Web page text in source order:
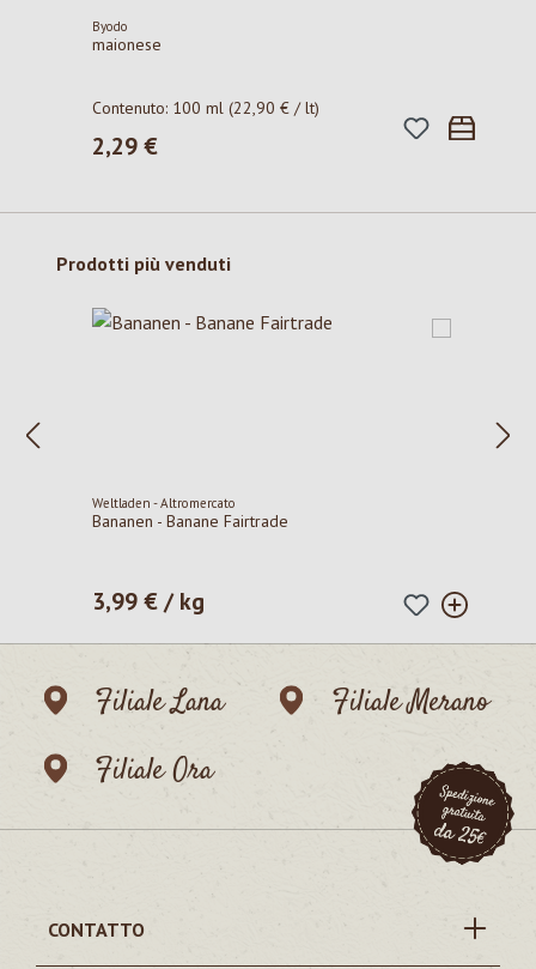
Byodo
maionese
Contenuto: 100 ml(22,90 € / lt)
Prezzo normale:
2,29 €
Salta la galleria dei prodotti
Prodotti più venduti
Weltladen - Altromercato
Bananen - Banane Fairtrade
Prezzo normale:
3,99 € / kg
Filiale Lana
Filiale Merano
Filiale Ora
CONTATTO